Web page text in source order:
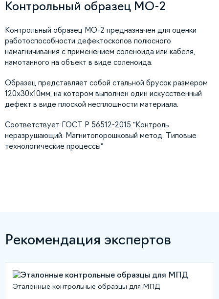
Контрольный образец МО-2
Контрольный образец МО-2 предназначен для оценки
работоспособности дефектоскопов полюсного
намагничивания с применением соленоида или кабеля,
намотанного на объект в виде соленоида.
Образец представляет собой стальной брусок размером
120х30х10мм, на котором выполнен один искусственный
дефект в виде плоской несплошности материала.
Соответствует ГОСТ Р 56512-2015 "Контроль
неразрушающий. Магнитопорошковый метод. Типовые
технологические процессы"
Рекомендация экспертов
Эталонные контрольные образцы для МПД